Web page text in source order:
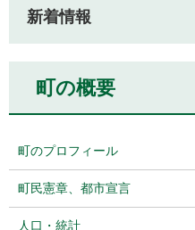
新着情報
町の概要
町のプロフィール
町民憲章、都市宣言
人口・統計